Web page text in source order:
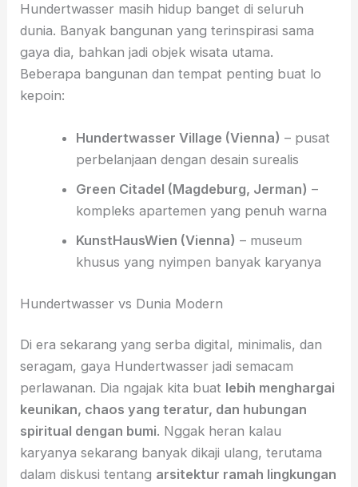
Hundertwasser masih hidup banget di seluruh
dunia. Banyak bangunan yang terinspirasi sama
gaya dia, bahkan jadi objek wisata utama.
Beberapa bangunan dan tempat penting buat lo
kepoin:
Hundertwasser Village (Vienna) – pusat
perbelanjaan dengan desain surealis
Green Citadel (Magdeburg, Jerman) –
kompleks apartemen yang penuh warna
KunstHausWien (Vienna) – museum
khusus yang nyimpen banyak karyanya
Hundertwasser vs Dunia Modern
Di era sekarang yang serba digital, minimalis, dan
seragam, gaya Hundertwasser jadi semacam
perlawanan. Dia ngajak kita buat lebih menghargai
keunikan, chaos yang teratur, dan hubungan
spiritual dengan bumi. Nggak heran kalau
karyanya sekarang banyak dikaji ulang, terutama
dalam diskusi tentang arsitektur ramah lingkungan